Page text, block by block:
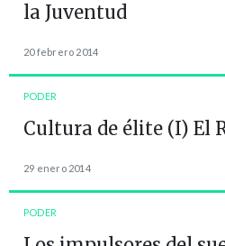
la Juventud
20 febrero 2014
PODER
Cultura de élite (I) El
29 enero 2014
PODER